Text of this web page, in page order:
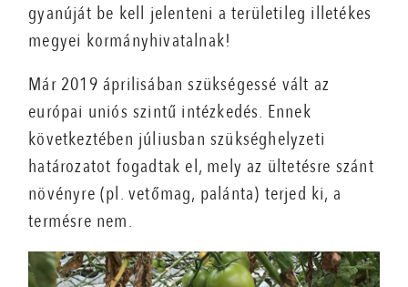
gyanúját be kell jelenteni a területileg illetékes
megyei kormányhivatalnak!
Már 2019 áprilisában szükségessé vált az
európai uniós szintű intézkedés. Ennek
következtében júliusban szükséghelyzeti
határozatot fogadtak el, mely az ültetésre szánt
növényre (pl. vetőmag, palánta) terjed ki, a
termésre nem.